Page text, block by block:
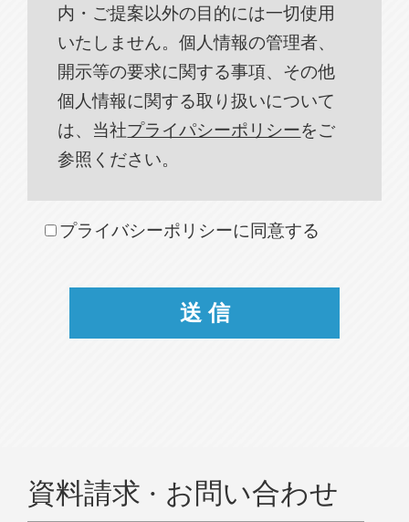
内・ご提案以外の目的には一切使用
いたしません。個人情報の管理者、
開示等の要求に関する事項、その他
個人情報に関する取り扱いについて
は、当社プライパシーポリシーをご
参照ください。
プライバシーポリシーに同意する
資料請求 · お問い合わせ